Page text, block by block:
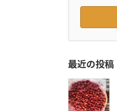
最近の投稿